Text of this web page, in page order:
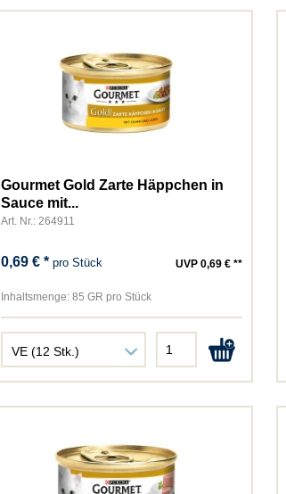
Chipsi
Daya
Dogs'n Tiger
Dokas
Dr. Clauder
Elles
Golden Choice
Gourmet
Green Petfood
Happy Dog
Hugro
James Wellbeloved
JosiDog
JR Farm
Gourmet Gold Zarte Häppchen in
Sauce mit...
Art. Nr.: 264911
0,69 € * pro Stück UVP 0,69 € **
Inhaltsmenge:85 GR pro Stück